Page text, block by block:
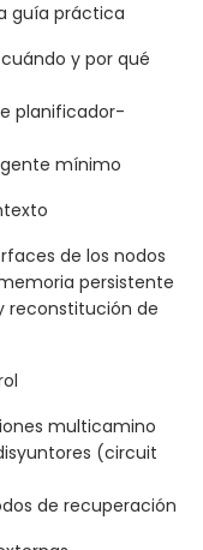
guía práctica
y por qué
planificador-
mínimo
de los nodos
persistente
reconstitución de
multicamino
(circuit
de recuperación